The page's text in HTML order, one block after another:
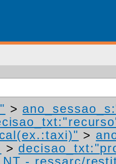
>
>
>
- ressarc/